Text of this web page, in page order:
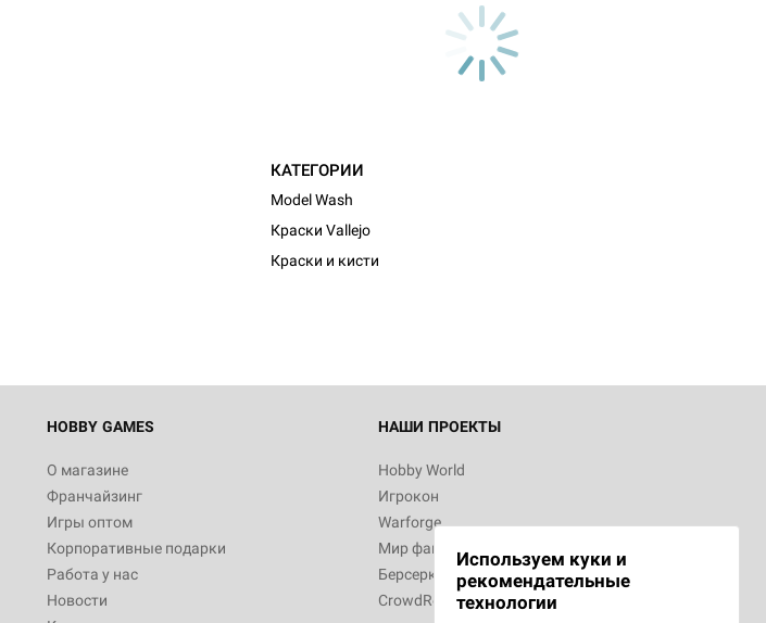
КАТЕГОРИИ
Model Wash
Краски Vallejo
Краски и кисти
HOBBY GAMES
О магазине
Франчайзинг
Игры оптом
Корпоративные подарки
Работа у нас
Новости
НАШИ ПРОЕКТЫ
Hobby World
Игрокон
Warforge
Мир фантастики
Берсерк
CrowdRepublic
Используем куки и
рекомендательные
технологии